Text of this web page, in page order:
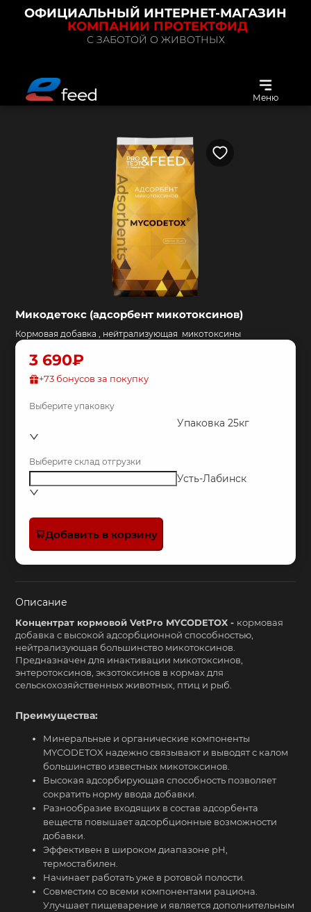
ОФИЦИАЛЬНЫЙ ИНТЕРНЕТ-МАГАЗИН
КОМПАНИИ ПРОТЕКТФИД
С ЗАБОТОЙ О ЖИВОТНЫХ
Меню
Микодетокс (адсорбент микотоксинов)
Кормовая добавка , нейтрализующая микотоксины
3 690₽
+73 бонусов за покупку
Выберите упаковку
Упаковка 25кг
Выберите склад отгрузки
Усть-Лабинск
Добавить в корзину
Описание
Концентрат кормовой VetPro MYCODETOX - кормовая
добавка с высокой адсорбционной способностью,
нейтрализующая большинство микотоксинов.
Предназначен для инактивации микотоксинов,
энтеротоксинов, экзотоксинов в кормах для
сельскохозяйственных животных, птиц и рыб.
Преимущества:
Минеральные и органические компоненты
MYCODETOX надежно связывают и выводят с калом
большинство известных микотоксинов.
Высокая адсорбирующая способность позволяет
сократить норму ввода добавки.
Разнообразие входящих в состав адсорбента
веществ повышает адсорбционные возможности
добавки.
Эффективен в широком диапазоне рН,
термостабилен.
Начинает работать уже в ротовой полости.
Совместим со всеми компонентами рациона.
Улучшает пищеварение и является дополнительным